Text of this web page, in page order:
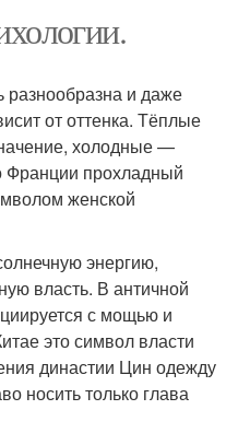
разнообразна и даже
от оттенка. Тёплые
холодные —
Франции прохладный
женской
энергию,
власть. В античной
с мощью и
это символ власти
династии Цин одежду
носить только глава